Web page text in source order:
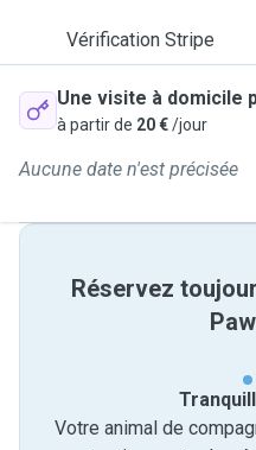
Vérification Stripe
Une visite à domicile
à partir de 20 €/jour
Aucune date n'est précisée
Réservez
Votre animal de